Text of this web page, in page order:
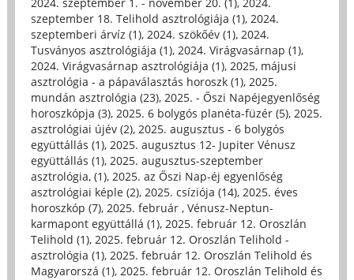
2024. szeptember 1. - november 20. (1), 2024.
szeptember 18. Telihold asztrológiája (1), 2024.
szeptemberi árvíz (1), 2024. szökőév (1), 2024.
Tusványos asztrológiája (1), 2024. Virágvasárnap (1),
2024. Virágvasárnap asztrológiája (1), 2025, májusi
asztrológia - a pápaválasztás horoszk (1), 2025.
mundán asztrológia (23), 2025. - Őszi Napéjegyenlőség
horoszkópja (3), 2025. 6 bolygós planéta-füzér (5), 2025.
asztrológiai újév (2), 2025. augusztus - 6 bolygós
együttállás (1), 2025. augusztus 12- Jupiter Vénusz
együttállás (1), 2025. augusztus-szeptember
asztrológia, (1), 2025. az Őszi Nap-éj egyenlőség
asztrológiai képle (2), 2025. csíziója (14), 2025. éves
horoszkóp (7), 2025. február , Vénusz-Neptun-
karmapont együttállá (1), 2025. február 12. Oroszlán
Telihold (1), 2025. február 12. Oroszlán Telihold -
asztrológia (1), 2025. február 12. Oroszlán Telihold és
Magyarorszá (1), 2025. február 12. Oroszlán Telihold és